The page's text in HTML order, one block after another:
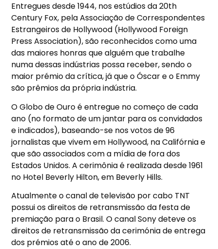
Entregues desde 1944, nos estúdios da 20th
Century Fox, pela Associação de Correspondentes
Estrangeiros de Hollywood (Hollywood Foreign
Press Association), são reconhecidos como uma
das maiores honras que alguém que trabalhe
numa dessas indústrias possa receber, sendo o
maior prémio da crítica, já que o Óscar e o Emmy
são prêmios da própria indústria.
O Globo de Ouro é entregue no começo de cada
ano (no formato de um jantar para os convidados
e indicados), baseando-se nos votos de 96
jornalistas que vivem em Hollywood, na Califórnia e
que são associados com a mídia de fora dos
Estados Unidos. A cerimônia é realizada desde 1961
no Hotel Beverly Hilton, em Beverly Hills.
Atualmente o canal de televisão por cabo TNT
possui os direitos de retransmissão da festa de
premiação para o Brasil. O canal Sony deteve os
direitos de retransmissão da cerimónia de entrega
dos prémios até o ano de 2006.